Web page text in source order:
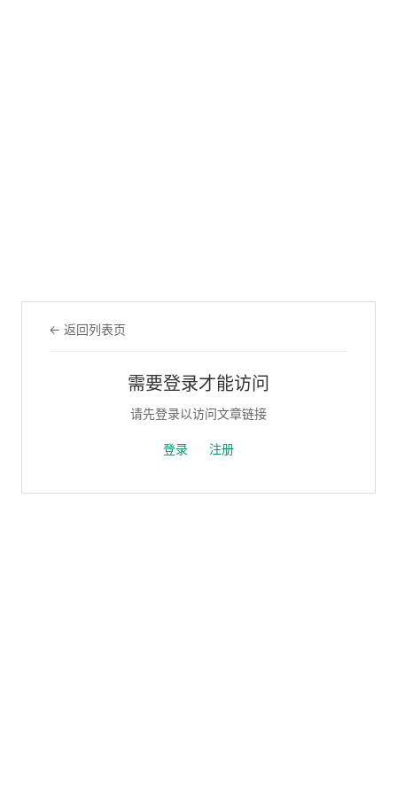
← 返回列表页
需要登录才能访问
请先登录以访问文章链接
登录 注册